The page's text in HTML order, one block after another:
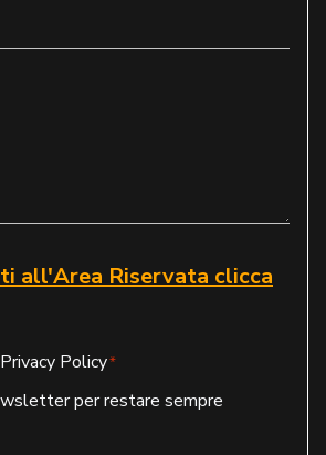
all'Area Riservata clicca
Policy*
per restare sempre